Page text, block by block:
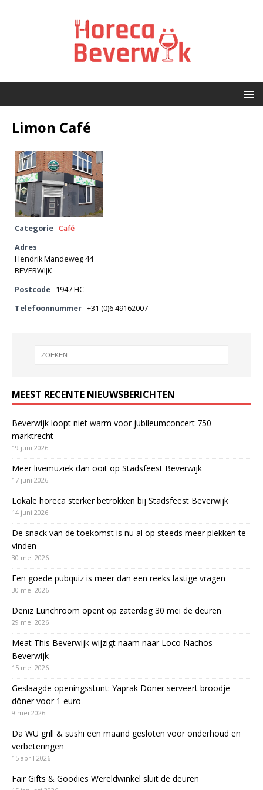
Limon Café
Categorie Café
Adres
Hendrik Mandeweg 44
BEVERWIJK
Postcode 1947 HC
Telefoonnummer +31 (0)6 49162007
MEEST RECENTE NIEUWSBERICHTEN
Beverwijk loopt niet warm voor jubileumconcert 750
marktrecht
19 juni 2026
Meer livemuziek dan ooit op Stadsfeest Beverwijk
17 juni 2026
Lokale horeca sterker betrokken bij Stadsfeest Beverwijk
14 juni 2026
De snack van de toekomst is nu al op steeds meer plekken te
vinden
30 mei 2026
Een goede pubquiz is meer dan een reeks lastige vragen
30 mei 2026
Deniz Lunchroom opent op zaterdag 30 mei de deuren
29 mei 2026
Meat This Beverwijk wijzigt naam naar Loco Nachos
Beverwijk
15 mei 2026
Geslaagde openingsstunt: Yaprak Döner serveert broodje
döner voor 1 euro
9 mei 2026
Da WU grill & sushi een maand gesloten voor onderhoud en
verbeteringen
15 april 2026
Fair Gifts & Goodies Wereldwinkel sluit de deuren